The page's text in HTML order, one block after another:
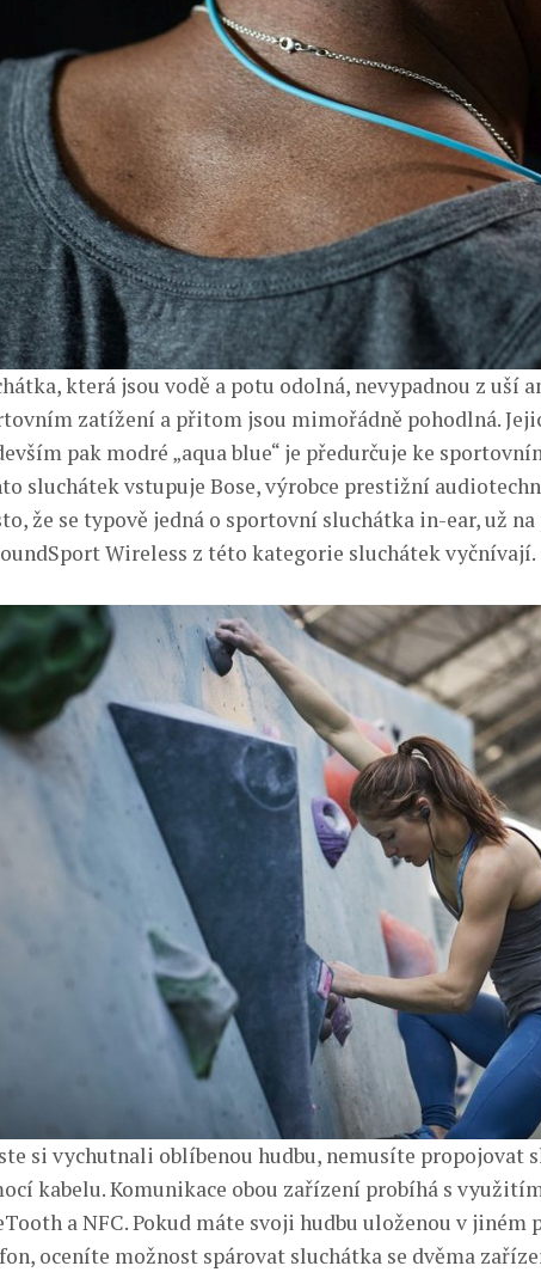
která jsou vodě a potu odolná, nevypadnou z uší
zatížení a přitom jsou mimořádně pohodlná.
pak modré „aqua blue“ je předurčuje ke
sluchátek vstupuje Bose, výrobce prestižní
že se typově jedná o sportovní sluchátka in-ear, už na
Wireless z této kategorie sluchátek vyčnívají.
si vychutnali oblíbenou hudbu, nemusíte propojovat
kabelu. Komunikace obou zařízení probíhá s
a NFC. Pokud máte svoji hudbu uloženou v jiném
oceníte možnost spárovat sluchátka se dvěma